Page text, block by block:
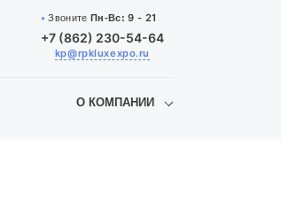
ЗвонитеПн-Вс:9 - 21
+7 (862) 230-54-64
kp@rpkluxexpo.ru
О КОМПАНИИ